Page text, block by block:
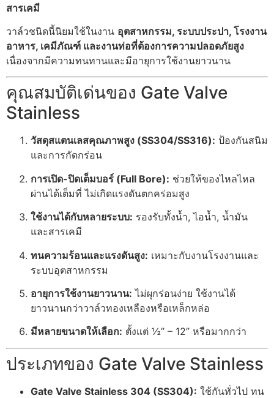
สารเคมี
วาล์วชนิดนี้นิยมใช้ในงาน อุตสาหกรรม, ระบบประปา, โรงงาน
อาหาร, เคมีภัณฑ์ และงานท่อที่ต้องการความปลอดภัยสูง
เนื่องจากมีความทนทานและมีอายุการใช้งานยาวนาน
คุณสมบัติเด่นของ Gate Valve
Stainless
วัสดุสแตนเลสคุณภาพสูง (SS304/SS316): ป้องกันสนิม
และการกัดกร่อน
การเปิด-ปิดเต็มบอร์ (Full Bore): ช่วยให้ของไหลไหล
ผ่านได้เต็มที่ ไม่เกิดแรงดันตกคร่อมสูง
ใช้งานได้กับหลายระบบ: รองรับทั้งน้ำ, ไอน้ำ, น้ำมัน
และสารเคมี
ทนความร้อนและแรงดันสูง: เหมาะกับงานโรงงานและ
ระบบอุตสาหกรรม
อายุการใช้งานยาวนาน: ไม่ผุกร่อนง่าย ใช้งานได้
ยาวนานกว่าวาล์วทองเหลืองหรือเหล็กหล่อ
มีหลายขนาดให้เลือก: ตั้งแต่ ½” – 12” หรือมากกว่า
ประเภทของ Gate Valve Stainless
Gate Valve Stainless 304 (SS304): ใช้กันทั่วไป ทน